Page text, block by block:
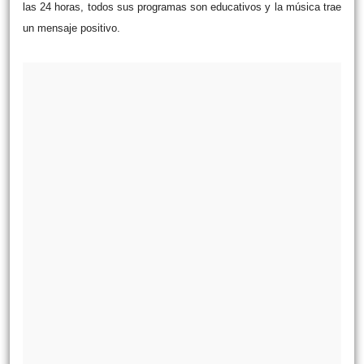
las 24 horas, todos sus programas son educativos y la música trae
un mensaje positivo.